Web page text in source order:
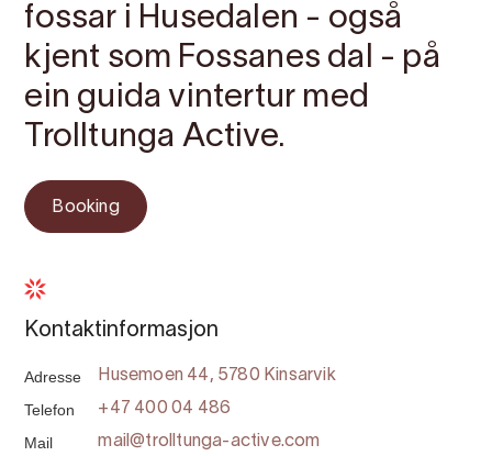
fossar i Husedalen - også
kjent som Fossanes dal - på
ein guida vintertur med
Trolltunga Active.
Booking
Kontaktinformasjon
Adresse Husemoen 44, 5780 Kinsarvik
Telefon +47 400 04 486
Mail mail@trolltunga-active.com